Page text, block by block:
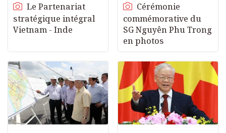
Le Partenariat
stratégique intégral
Vietnam - Inde
Cérémonie
commémorative du
SG Nguyên Phu Trong
en photos